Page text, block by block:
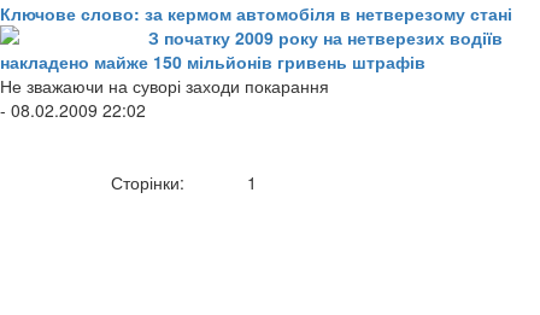
Ключове слово: за кермом автомобіля в нетверезому стані
З початку 2009 року на нетверезих водіїв
накладено майже 150 мільйонів гривень штрафів
Не зважаючи на суворі заходи покарання
- 08.02.2009 22:02
Сторінки: 1